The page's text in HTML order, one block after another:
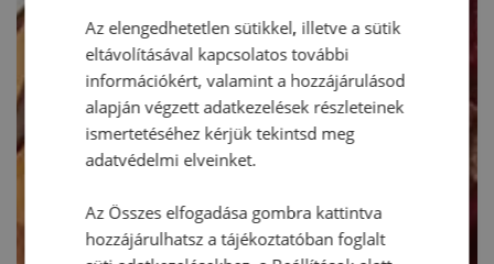
Az elengedhetetlen sütikkel, illetve a sütik
eltávolításával kapcsolatos további
információkért, valamint a hozzájárulásod
alapján végzett adatkezelések részleteinek
ismertetéséhez kérjük tekintsd meg
adatvédelmi elveinket.
Az Összes elfogadása gombra kattintva
hozzájárulhatsz a tájékoztatóban foglalt